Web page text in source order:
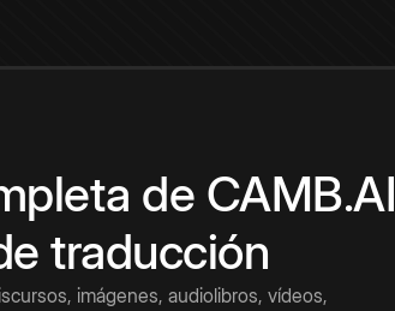
de CAMB.AI
traducción
imágenes, audiolibros, vídeos,